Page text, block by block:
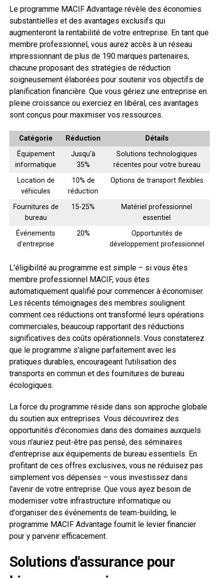
Le programme MACIF Advantage révèle des économies
substantielles et des avantages exclusifs qui
augmenteront la rentabilité de votre entreprise. En tant que
membre professionnel, vous aurez accès à un réseau
impressionnant de plus de 190 marques partenaires,
chacune proposant des stratégies de réduction
soigneusement élaborées pour soutenir vos objectifs de
planification financière. Que vous gériez une entreprise en
pleine croissance ou exerciez en libéral, ces avantages
sont conçus pour maximiser vos ressources.
Catégorie Réduction
Détails
Équipement
informatique
Jusqu'à
35%
Solutions technologiques
récentes pour votre bureau
Location de
véhicules
10% de
réduction
Options de transport flexibles
Fournitures de
bureau
15-25%
Matériel professionnel
essentiel
Événements
d'entreprise
20%
Opportunités de
développement professionnel
L'éligibilité au programme est simple – si vous êtes
membre professionnel MACIF, vous êtes
automatiquement qualifié pour commencer à économiser.
Les récents témoignages des membres soulignent
comment ces réductions ont transformé leurs opérations
commerciales, beaucoup rapportant des réductions
significatives des coûts opérationnels. Vous constaterez
que le programme s'aligne parfaitement avec les
pratiques durables, encourageant l'utilisation des
transports en commun et des fournitures de bureau
écologiques.
La force du programme réside dans son approche globale
du soutien aux entreprises. Vous découvrirez des
opportunités d'économies dans des domaines auxquels
vous n'auriez peut-être pas pensé, des séminaires
d'entreprise aux équipements de bureau essentiels. En
profitant de ces offres exclusives, vous ne réduisez pas
simplement vos dépenses – vous investissez dans
l'avenir de votre entreprise. Que vous ayez besoin de
moderniser votre infrastructure informatique ou
d'organiser des événements de team-building, le
programme MACIF Advantage fournit le levier financier
pour y parvenir efficacement.
Solutions d'assurance pour